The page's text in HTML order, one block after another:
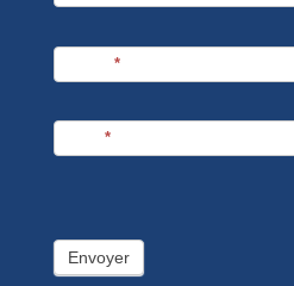
*
*
Envoyer